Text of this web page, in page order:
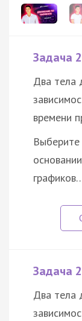
Задача
Два тела
времени
Задача
Два тела